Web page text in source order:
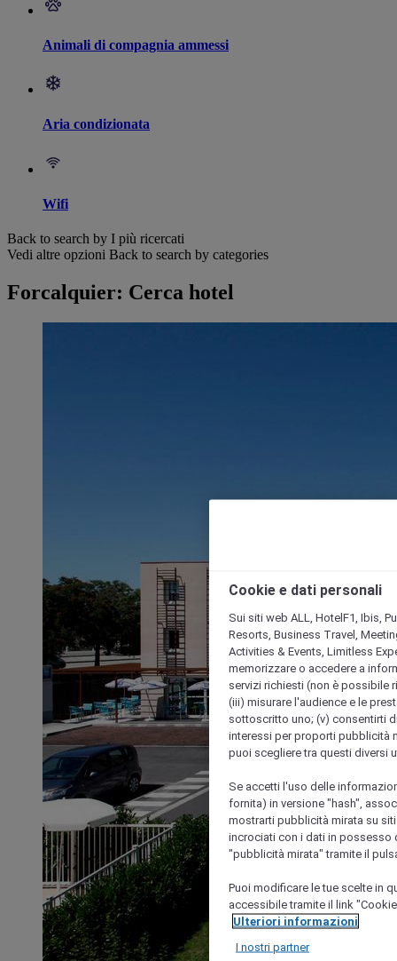
Animali di compagnia ammessi
Aria condizionata
Wifi
Back to search by I più ricercati
Vedi altre opzioni Back to search by categories
Forcalquier: Cerca hotel
Cookie e dati personali
Sui siti web ALL, HotelF1, Ibis,
Resorts, Business Travel,
Activities & Events, Limitless
memorizzare o accedere a
servizi richiesti (non è possibile
(iii) misurare l'audience e le
sottoscritto uno; (v) consentirti
interessi per proporti pubblicità
puoi scegliere tra questi diversi
Se accetti l'uso delle
fornita) in versione "hash",
mostrarti pubblicità mirata su
incrociati con i dati in possesso
"pubblicità mirata" tramite il
Puoi modificare le tue scelte in
accessibile tramite il link
Ulteriori informazioni
I nostri partner